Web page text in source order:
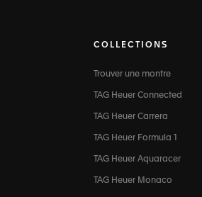
COLLECTIONS
Trouver une montre
TAG Heuer Connected
TAG Heuer Carrera
TAG Heuer Formula 1
TAG Heuer Aquaracer
TAG Heuer Monaco